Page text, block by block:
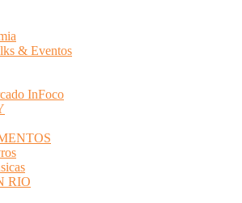
& Eventos
InFoco
RIO